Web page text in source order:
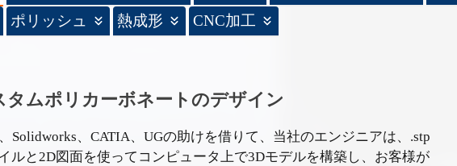
ポリッシュ 熱成形 CNC加工
タムポリカーボネートのデザイン
Solidworks、CATIA、UGの助けを借りて、当社のエンジニアは、.stp
ルと2D図面を使ってコンピュータ上で3Dモデルを構築し、お客様が